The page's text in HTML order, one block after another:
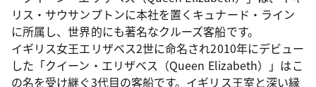
リス・サウサンプトンに本社を置くキュナード・ライン
に所属し、世界的にも著名なクルーズ客船です。
イギリス女王エリザベス2世に命名され2010年にデビュー
した「クイーン・エリザベス（Queen Elizabeth）」はこ
の名を受け継ぐ3代目の客船です。イギリス王室と深い縁